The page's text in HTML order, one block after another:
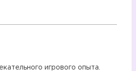
игрового опыта.